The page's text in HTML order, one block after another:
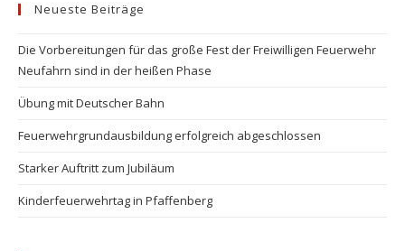
Neueste Beiträge
Die Vorbereitungen für das große Fest der Freiwilligen Feuerwehr
Neufahrn sind in der heißen Phase
Übung mit Deutscher Bahn
Feuerwehrgrundausbildung erfolgreich abgeschlossen
Starker Auftritt zum Jubiläum
Kinderfeuerwehrtag in Pfaffenberg